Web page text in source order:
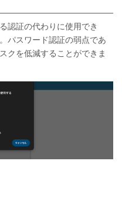
認証の代わりに使用でき
パスワード認証の弱点であ
クを低減することができま